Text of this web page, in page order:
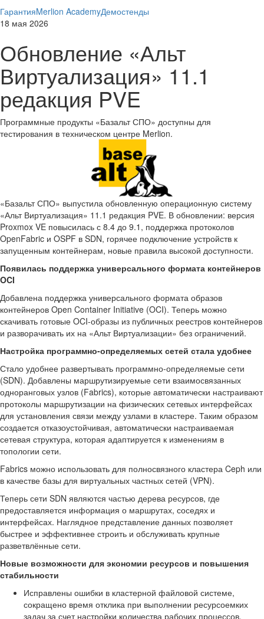
ГарантияMerlion AcademyДемостенды
18 мая 2026
Обновление «Альт
Виртуализация» 11.1
редакция PVE
Программные продукты «Базальт СПО» доступны для
тестирования в техническом центре Merlion.
«Базальт СПО» выпустила обновленную операционную систему
«Альт Виртуализация» 11.1 редакция PVE. В обновлении: версия
Proxmox VE повысилась с 8.4 до 9.1, поддержка протоколов
OpenFabric и OSPF в SDN, горячее подключение устройств к
запущенным контейнерам, новые правила высокой доступности.
Появилась поддержка универсального формата контейнеров
OCI
Добавлена поддержка универсального формата образов
контейнеров Open Container Initiative (OCI). Теперь можно
скачивать готовые OCI-образы из публичных реестров контейнеров
и разворачивать их на «Альт Виртуализации» без ограничений.
Настройка программно-определяемых сетей стала удобнее
Стало удобнее развертывать программно-определяемые сети
(SDN). Добавлены маршрутизируемые сети взаимосвязанных
одноранговых узлов (Fabrics), которые автоматически настраивают
протоколы маршрутизации на физических сетевых интерфейсах
для установления связи между узлами в кластере. Таким образом
создается отказоустойчивая, автоматически настраиваемая
сетевая структура, которая адаптируется к изменениям в
топологии сети.
Fabrics можно использовать для полносвязного кластера Ceph или
в качестве базы для виртуальных частных сетей (VPN).
Теперь сети SDN являются частью дерева ресурсов, где
предоставляется информация о маршрутах, соседях и
интерфейсах. Наглядное представление данных позволяет
быстрее и эффективнее строить и обслуживать крупные
разветвлённые сети.
Новые возможности для экономии ресурсов и повышения
стабильности
Исправлены ошибки в кластерной файловой системе,
сокращено время отклика при выполнении ресурсоемких
задач за счет настройки количества рабочих процессов.